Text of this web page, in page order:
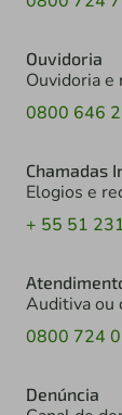
Ouvidoria
Ouvidoria e
0800 646
Chamadas
Elogios e
+ 55 51
Auditiva ou
0800 724
Denúncia